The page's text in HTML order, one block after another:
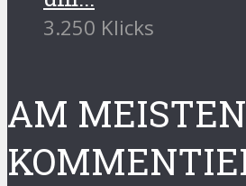
3.250 Klicks
AM MEISTEN